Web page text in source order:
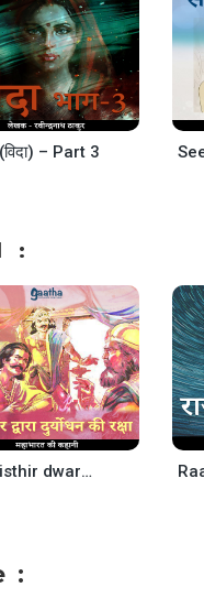
– Part 3
Yudhisthir dwara duryodhan ki raksha (युधिष्ठिर द्वारा दुर्योधन की रक्षा)